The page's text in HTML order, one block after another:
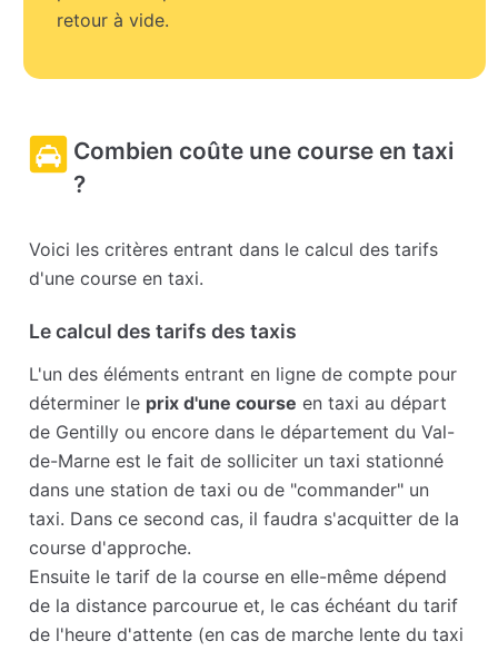
retour à vide.
Combien coûte une course en taxi
?
Voici les critères entrant dans le calcul des tarifs
d'une course en taxi.
Le calcul des tarifs des taxis
L'un des éléments entrant en ligne de compte pour
déterminer le prix d'une course en taxi au départ
de Gentilly ou encore dans le département du Val-
de-Marne est le fait de solliciter un taxi stationné
dans une station de taxi ou de "commander" un
taxi. Dans ce second cas, il faudra s'acquitter de la
course d'approche.
Ensuite le tarif de la course en elle-même dépend
de la distance parcourue et, le cas échéant du tarif
de l'heure d'attente (en cas de marche lente du taxi